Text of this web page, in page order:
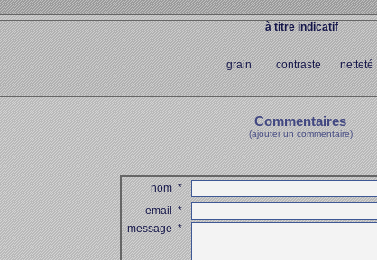
à titre indicatif
grain contraste netteté
Commentaires
(ajouter un commentaire)
nom*
email*
message*